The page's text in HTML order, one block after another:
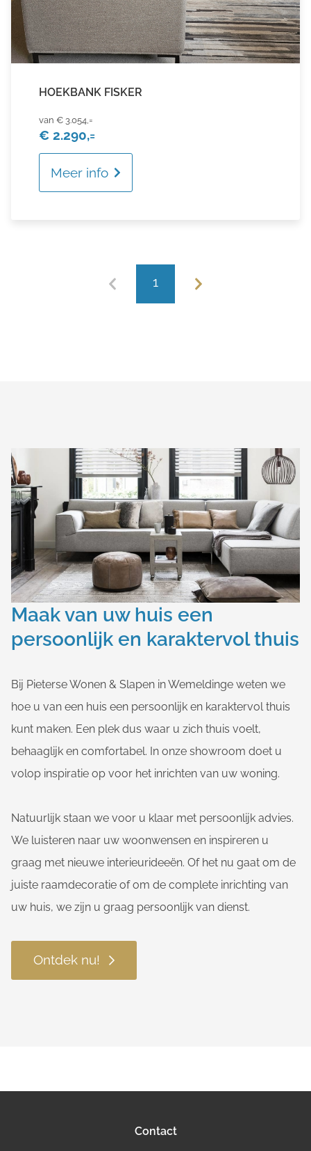
HOEKBANK FISKER
€ 3.054,=
€ 2.290,=
Meer info
1
Maak van uw huis een
persoonlijk en karaktervol thuis
Bij Pieterse Wonen & Slapen in Wemeldinge weten we
hoe u van een huis een persoonlijk en karaktervol thuis
kunt maken. Een plek dus waar u zich thuis voelt,
behaaglijk en comfortabel. In onze showroom doet u
volop inspiratie op voor het inrichten van uw woning.
Natuurlijk staan we voor u klaar met persoonlijk advies.
We luisteren naar uw woonwensen en inspireren u
graag met nieuwe interieurideeën. Of het nu gaat om de
juiste raamdecoratie of om de complete inrichting van
uw huis, we zijn u graag persoonlijk van dienst.
Ontdek nu!
Contact